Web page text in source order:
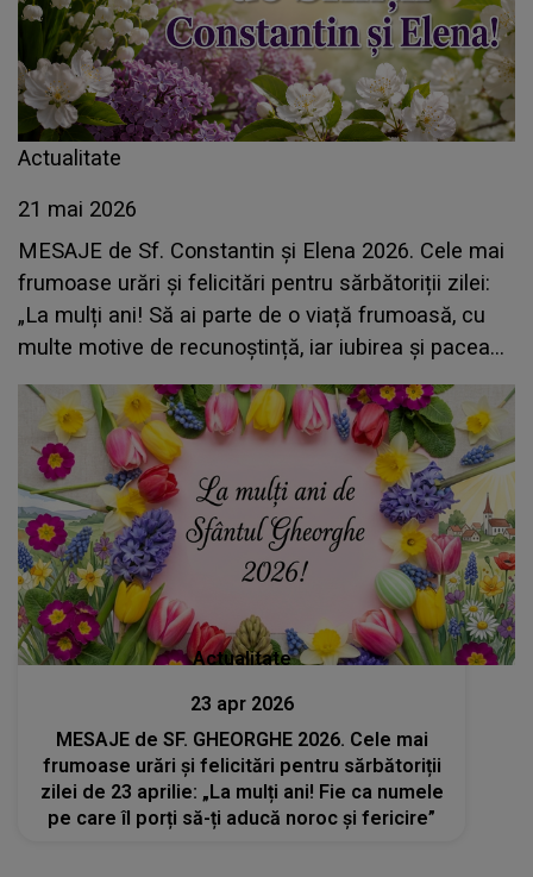
Actualitate
21 mai 2026
MESAJE de Sf. Constantin și Elena 2026. Cele mai
frumoase urări și felicitări pentru sărbătoriții zilei:
„La mulți ani! Să ai parte de o viață frumoasă, cu
multe motive de recunoștință, iar iubirea și pacea
să nu lipsească niciodată din sufletul tău”
Actualitate
23 apr 2026
MESAJE de SF. GHEORGHE 2026. Cele mai
frumoase urări și felicitări pentru sărbătoriții
zilei de 23 aprilie: „La mulți ani! Fie ca numele
pe care îl porți să-ți aducă noroc și fericire”